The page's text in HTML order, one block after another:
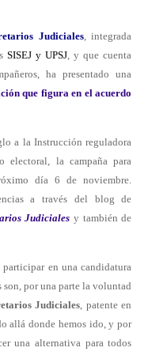
Judiciales, integrada
SISEJ y UPSJ, y que cuenta
ha presentado una
que figura en el acuerdo
a la Instrucción reguladora
electoral, la campaña para
día 6 de noviembre.
a través del blog de
Judiciales y también de
en una candidatura
por una parte la voluntad
Judiciales, patente en
allá donde hemos ido, y por
una alternativa para todos